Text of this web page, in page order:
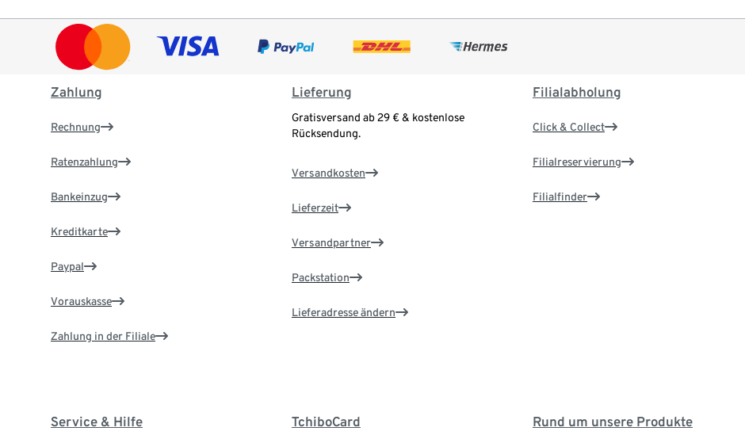
Zahlung
Rechnung
Ratenzahlung
Bankeinzug
Kreditkarte
Paypal
Vorauskasse
Zahlung in der Filiale
Lieferung
Gratisversand ab 29 € & kostenlose
Rücksendung.
Versandkosten
Lieferzeit
Versandpartner
Packstation
Lieferadresse ändern
Filialabholung
Click & Collect
Filialreservierung
Filialfinder
Service & Hilfe TchiboCard Rund um unsere Produkte